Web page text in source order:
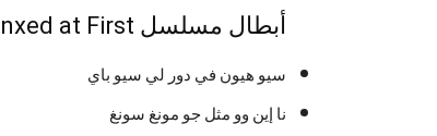
أبطال مسلسل Jinxed at First حبيب النحس
سيو هيون في دور لي سيو باي
نا إين وو مثل جو مونغ سونغ